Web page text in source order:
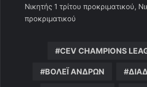
Νικητής 1 τρίτου προκριματικού,
προκριματικού
CEV CHAMPIONS
ΒΟΛΕΪ ΑΝΔΡΩΝ